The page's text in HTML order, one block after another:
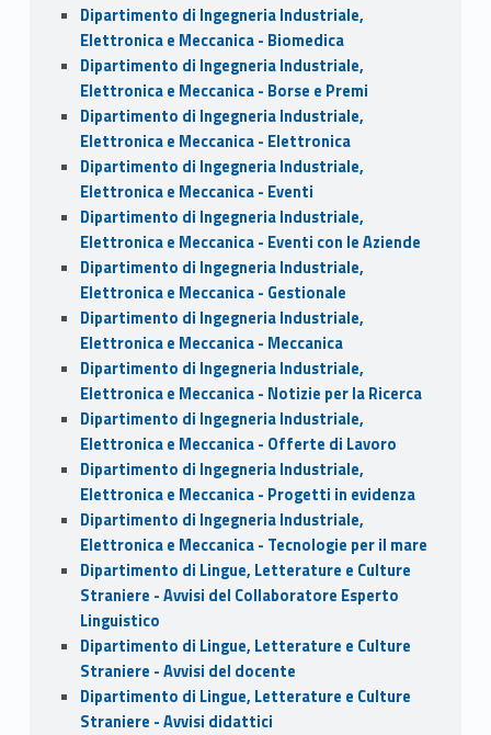
Dipartimento di Ingegneria Industriale,
Elettronica e Meccanica - Biomedica
Dipartimento di Ingegneria Industriale,
Elettronica e Meccanica - Borse e Premi
Dipartimento di Ingegneria Industriale,
Elettronica e Meccanica - Elettronica
Dipartimento di Ingegneria Industriale,
Elettronica e Meccanica - Eventi
Dipartimento di Ingegneria Industriale,
Elettronica e Meccanica - Eventi con le Aziende
Dipartimento di Ingegneria Industriale,
Elettronica e Meccanica - Gestionale
Dipartimento di Ingegneria Industriale,
Elettronica e Meccanica - Meccanica
Dipartimento di Ingegneria Industriale,
Elettronica e Meccanica - Notizie per la Ricerca
Dipartimento di Ingegneria Industriale,
Elettronica e Meccanica - Offerte di Lavoro
Dipartimento di Ingegneria Industriale,
Elettronica e Meccanica - Progetti in evidenza
Dipartimento di Ingegneria Industriale,
Elettronica e Meccanica - Tecnologie per il mare
Dipartimento di Lingue, Letterature e Culture
Straniere - Avvisi del Collaboratore Esperto
Linguistico
Dipartimento di Lingue, Letterature e Culture
Straniere - Avvisi del docente
Dipartimento di Lingue, Letterature e Culture
Straniere - Avvisi didattici